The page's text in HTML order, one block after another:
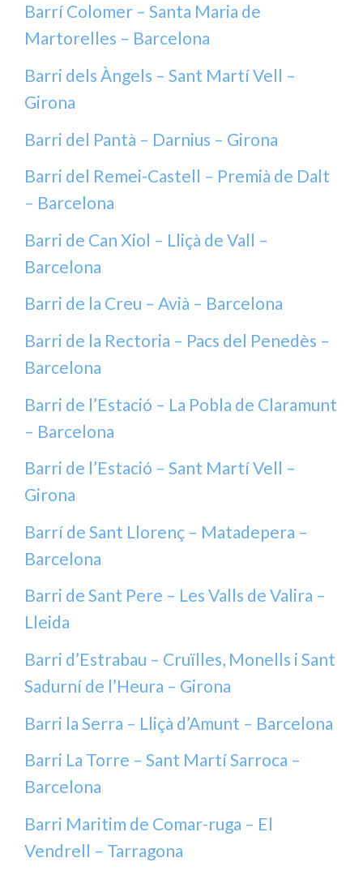
Barrí Colomer – Santa Maria de
Martorelles – Barcelona
Barri dels Àngels – Sant Martí Vell –
Girona
Barri del Pantà – Darnius – Girona
Barri del Remei-Castell – Premià de Dalt
– Barcelona
Barri de Can Xiol – Lliçà de Vall –
Barcelona
Barri de la Creu – Avià – Barcelona
Barri de la Rectoria – Pacs del Penedès –
Barcelona
Barri de l’Estació – La Pobla de Claramunt
– Barcelona
Barri de l’Estació – Sant Martí Vell –
Girona
Barrí de Sant Llorenç – Matadepera –
Barcelona
Barri de Sant Pere – Les Valls de Valira –
Lleida
Barri d’Estrabau – Cruïlles, Monells i Sant
Sadurní de l’Heura – Girona
Barri la Serra – Lliçà d’Amunt – Barcelona
Barri La Torre – Sant Martí Sarroca –
Barcelona
Barri Maritim de Comar-ruga – El
Vendrell – Tarragona